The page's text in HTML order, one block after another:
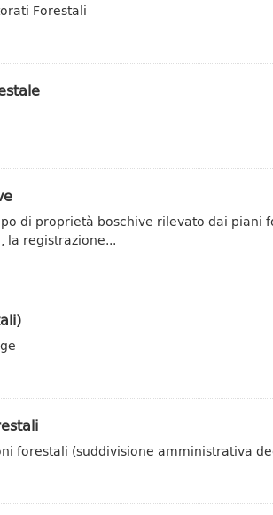
Forestali
di proprietà boschive rilevato dai piani
la registrazione...
forestali (suddivisione amministrativa